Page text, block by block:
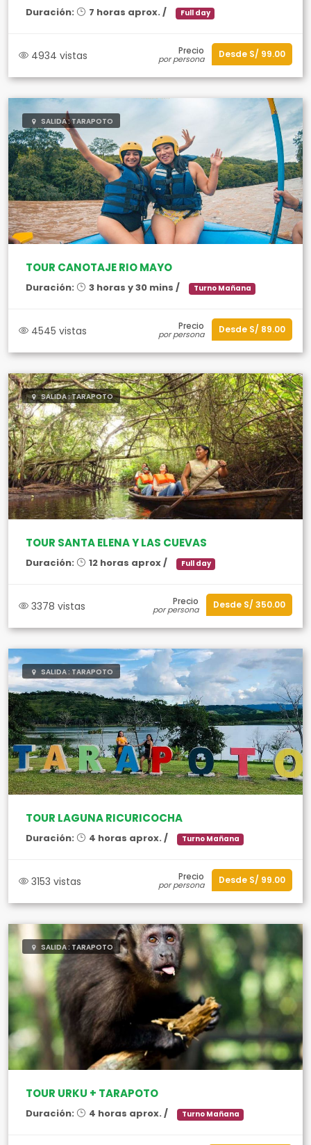
Duración: 7 horas aprox. / Full day
4934 vistas Precio
por persona Desde S/ 99.00
SALIDA : TARAPOTO
TOUR CANOTAJE RIO MAYO
Duración: 3 horas y 30 mins / Turno Mañana
4545 vistas Precio
por persona Desde S/ 89.00
SALIDA : TARAPOTO
TOUR SANTA ELENA Y LAS CUEVAS
Duración: 12 horas aprox / Full day
3378 vistas Precio
por persona Desde S/ 350.00
SALIDA : TARAPOTO
TOUR LAGUNA RICURICOCHA
Duración: 4 horas aprox. / Turno Mañana
3153 vistas Precio
por persona Desde S/ 99.00
SALIDA : TARAPOTO
TOUR URKU + TARAPOTO
Duración: 4 horas aprox. / Turno Mañana